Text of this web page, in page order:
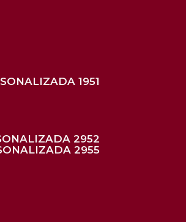
1951
2952
2955